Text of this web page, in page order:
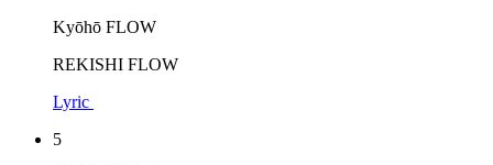
Kyōhō FLOW
REKISHI FLOW
Lyric
5